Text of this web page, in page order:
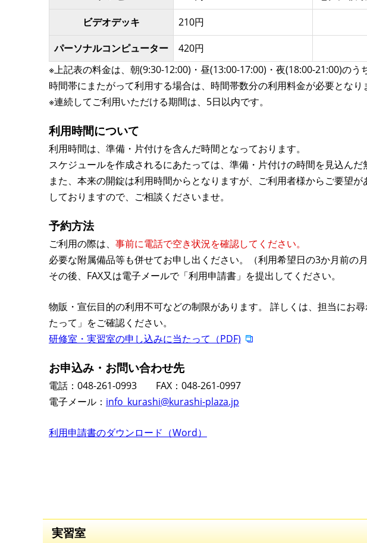
ビデオデッキ
210円
パーソナルコンピューター
420円
※上記表の料金は、朝(9:30-12:00)・昼(13:00-17:00)・夜(18:00-21:00)の
時間帯にまたがって利用する場合は、時間帯数分の利用料金が必要となり
※連続してご利用いただける期間は、5日以内です。
利用時間について
利用時間は、準備・片付けを含んだ時間となっております。
スケジュールを作成されるにあたっては、準備・片付けの時間を見込んだ
また、本来の開錠は利用時間からとなりますが、ご利用者様からご要望
しておりますので、ご相談くださいませ。
予約方法
ご利用の際は、 事前に電話で空き状況を確認してください。
必要な附属備品等も併せてお申し出ください。（利用希望日の3か月前の
その後、FAX又は電子メールで「利用申請書」を提出してください。
物販・宣伝目的の利用不可などの制限があります。 詳しくは、担当にお
たって」をご確認ください。
研修室・実習室の申し込みに当たって（PDF)
お申込み・お問い合わせ先
電話：048-261-0993 FAX：048-261-0997
電子メール： info_kurashi@kurashi-plaza.jp
利用申請書のダウンロード（Word）
実習室